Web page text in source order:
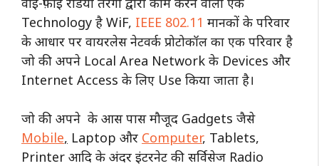
Technology है WiF, IEEE 802.11 मानकों के परिवार
के आधार पर वायरलेस नेटवर्क प्रोटोकॉल का एक परिवार है
जो की अपने Local Area Network के Devices और
Internet Access के लिए Use किया जाता है।
जो की अपने के आस पास मौजूद Gadgets जैसे
Mobile, Laptop और Computer, Tablets,
Printer आदि के अंदर इंटरनेट की सर्विसेज Radio